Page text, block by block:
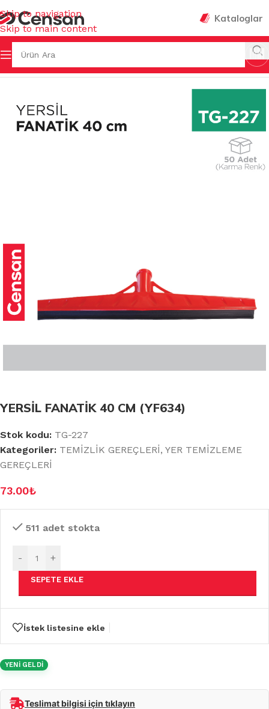
Skip to navigation
Skip to main content
Kataloglar
YER TEMİZLEME GEREÇLERİ
YERSİL FANATİK 40 CM (YF634)
Stok kodu: TG-227
Kategoriler: TEMİZLİK GEREÇLERİ, YER TEMİZLEME
GEREÇLERİ
73.00₺
511 adet stokta
- +
SEPETE EKLE
İstek listesine ekle
YENİ GELDİ
Teslimat bilgisi için tıklayın